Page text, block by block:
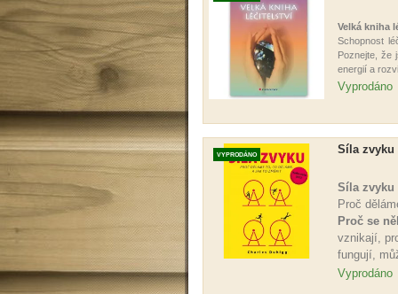
Velká kniha
Schopnost
Poznejte, že
energií a
Vyprodáno
Síla zvyku
VYPRODÁNO
Síla zvyku
Proč
Proč se
vznikají,
fungují,
Vyprodáno